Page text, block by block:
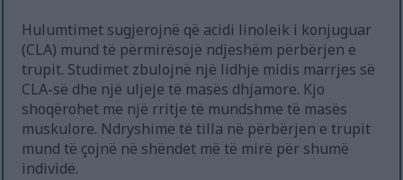
Hulumtimet sugjerojnë që acidi linoleik i konjuguar
(CLA) mund të përmirësojë ndjeshëm përbërjen e
trupit. Studimet zbulojnë një lidhje midis marrjes së
CLA-së dhe një uljeje të masës dhjamore. Kjo
shoqërohet me një rritje të mundshme të masës
muskulore. Ndryshime të tilla në përbërjen e trupit
mund të çojnë në shëndet më të mirë për shumë
individë.